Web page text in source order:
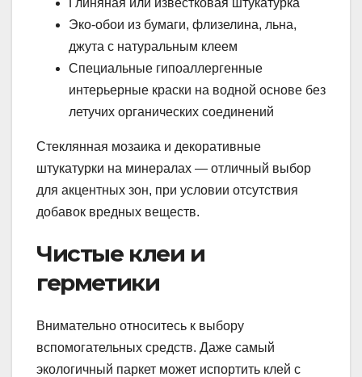
Эко-обои из бумаги, флизелина, льна,
джута с натуральным клеем
Специальные гипоаллергенные
интерьерные краски на водной основе без
летучих органических соединений
Стеклянная мозаика и декоративные
штукатурки на минералах — отличный выбор
для акцентных зон, при условии отсутствия
добавок вредных веществ.
Чистые клеи и
герметики
Внимательно относитесь к выбору
вспомогательных средств. Даже самый
экологичный паркет может испортить клей с